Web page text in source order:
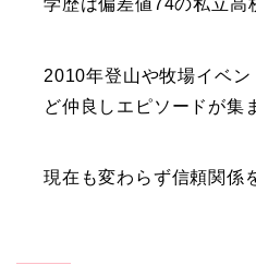
学歴は偏差値74の私立高
2010年登山や牧場イベ
ど仲良しエピソードが集
現在も変わらず信頼関係